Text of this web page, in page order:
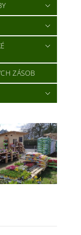
ZÁSOB